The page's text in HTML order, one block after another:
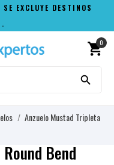
EXCLUYE DESTINOS
shopping_cart
0

Anzuelo Mustad Tripleta
Bend